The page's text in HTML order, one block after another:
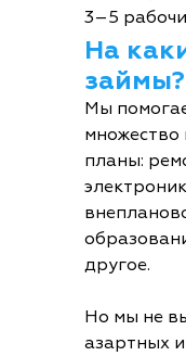
3–5
На
займы?
Мы
множество
планы:
другое.
Но мы не
азартных